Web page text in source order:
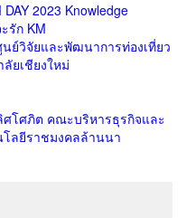
2023 Knowledge
รัก KM
วิจัยและพัฒนาการท่องเที่ยว
ยเชียงใหม่
ศโศภิต คณะบริหารธุรกิจและ
ลยีราชมงคลล้านนา